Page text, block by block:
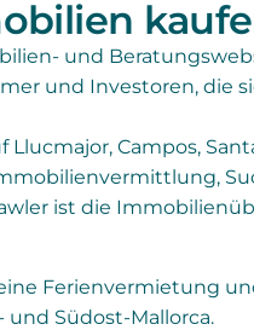
und
und Investoren, die
Campos,
ist die
Ferienvermietung
und Südost-Mallorca.